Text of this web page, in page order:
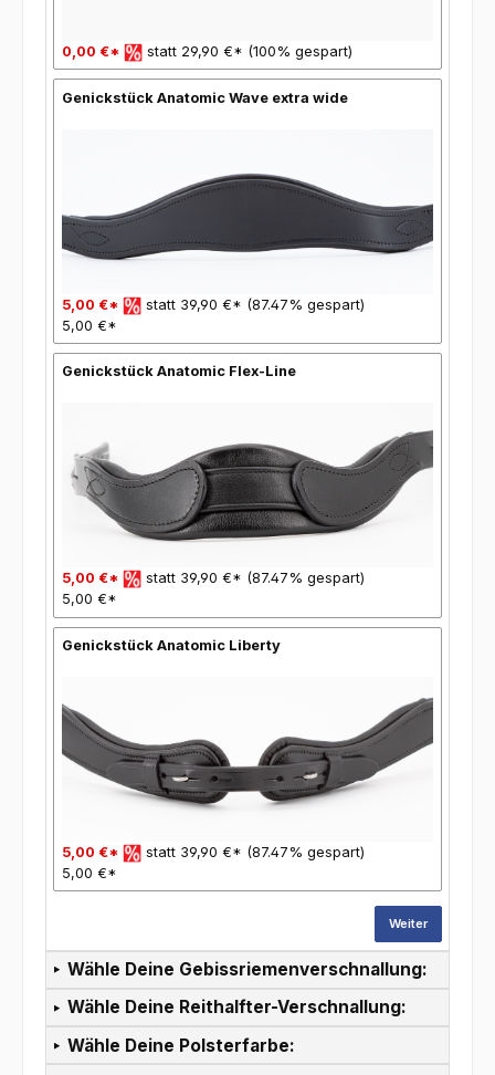
0,00 €* statt 29,90 €* (100% gespart)
Genickstück Anatomic Wave extra wide
5,00 €*
statt 39,90 €* (87.47% gespart)
5,00 €*
Genickstück Anatomic Flex-Line
5,00 €*
statt 39,90 €* (87.47% gespart)
5,00 €*
Genickstück Anatomic Liberty
5,00 €*
statt 39,90 €* (87.47% gespart)
5,00 €*
Weiter
Wähle Deine Gebissriemenverschnallung:
Wähle Deine Reithalfter-Verschnallung:
Wähle Deine Polsterfarbe: